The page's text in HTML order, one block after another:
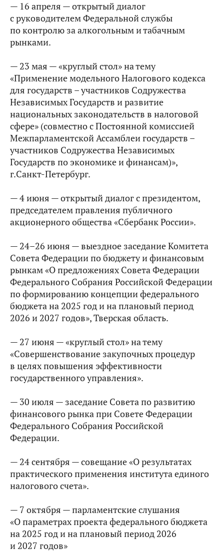
— 16 апреля — открытый диалог
с руководителем Федеральной службы
по контролю за алкогольным и табачным
рынками.
— 23 мая — «круглый стол» на тему
«Применение модельного Налогового кодекса
для государств – участников Содружества
Независимых Государств и развитие
национальных законодательств в налоговой
сфере» (совместно с Постоянной комиссией
Межпарламентской Ассамблеи государств –
участников Содружества Независимых
Государств по экономике и финансам)»,
г.Санкт-Петербург.
— 4 июня — открытый диалог с президентом,
председателем правления публичного
акционерного общества «Сбербанк России».
— 24–26 июня — выездное заседание Комитета
Совета Федерации по бюджету и финансовым
рынкам «О предложениях Совета Федерации
Федерального Собрания Российской Федерации
по формированию концепции федерального
бюджета на 2025 год и на плановый период
2026 и 2027 годов», Тверская область.
— 27 июня — «круглый стол» на тему
«Совершенствование закупочных процедур
в целях повышения эффективности
государственного управления».
— 30 июля — заседание Совета по развитию
финансового рынка при Совете Федерации
Федерального Собрания Российской
Федерации.
— 24 сентября — совещание «О результатах
практического применения института единого
налогового счета».
— 7 октября — парламентские слушания
«О параметрах проекта федерального бюджета
на 2025 год и на плановый период 2026
и 2027 годов»